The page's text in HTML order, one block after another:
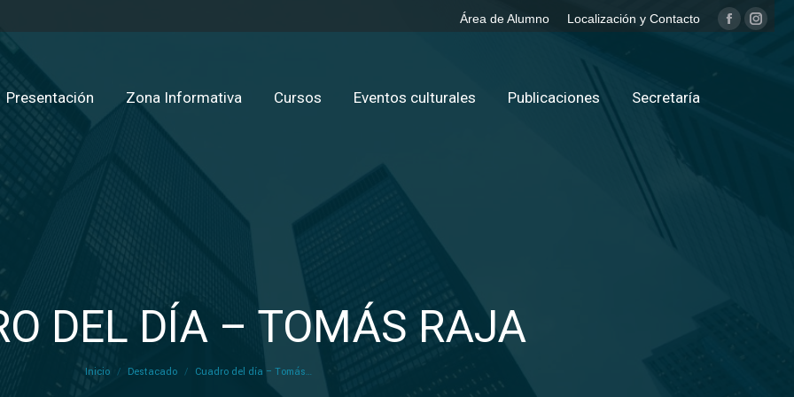
Área de Alumno Localización y Contacto
Facebook
Presentación Zona Informativa Cursos Eventos culturales Publicaciones Secretaría
DEL DÍA – TOMÁS RAJA
Estás aquí:
Inicio Destacado Cuadro del día – Tomás…